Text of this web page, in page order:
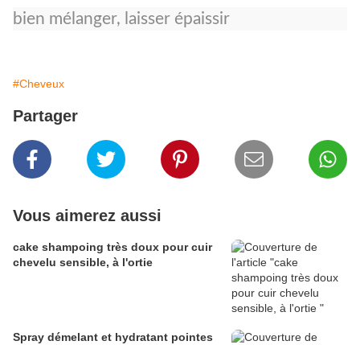
bien mélanger, laisser épaissir
#Cheveux
Partager
Vous aimerez aussi
cake shampoing très doux pour cuir
chevelu sensible, à l'ortie
Spray démelant et hydratant pointes